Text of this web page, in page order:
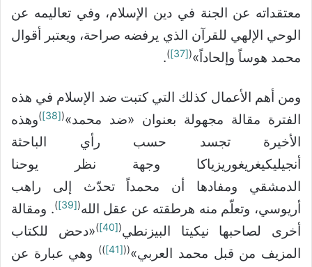
معتقداته عن الجنة في دين الإسلام، وفي تعاليمه عن
الوحي الإلهي للقرآن الذي يرفضه صراحة، ويعتبر أقوال
محمد هوساً وإلحاداً»(
[37]
)
.
ومن أهم الأعمال كذلك التي كتبت ضد الإسلام في هذه
الفترة مقالة مجهولة بعنوان «ضد محمد»(
[38]
)وهذه
الأخيرة تجسد حسب رأي الباحثة
أنجيليكيغريغوريزياكا وجهة نظر يوحنا
الدمشقي ومفادها أن محمداً تحدّث إلى راهب
أريوسي، وتعلّم منه هرطقته عن عقل الله(
[39]
). ومقالة
أخرى لصاحبها نيكيتا البيزنطي(
[40]
)«دحض للكتاب
المزيف من قبل محمد العربي»((
[41]
)) وهي عبارة عن